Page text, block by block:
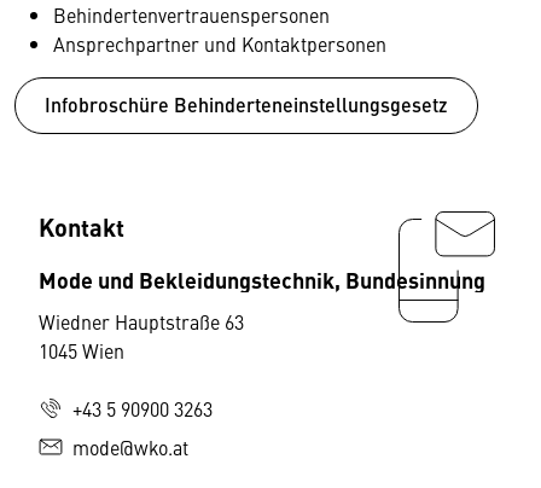
Behindertenvertrauenspersonen
Ansprechpartner und Kontaktpersonen
Infobroschüre Behinderteneinstellungsgesetz
Kontakt
Mode und Bekleidungstechnik, Bundesinnung
Wiedner Hauptstraße 63
1045 Wien
+43 5 90900 3263
mode@wko.at